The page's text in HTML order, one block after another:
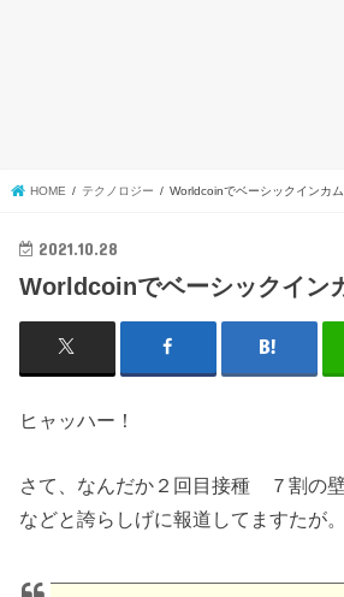
HOME テクノロジー Worldcoinでベーシックインカム
2021.10.28
Worldcoinでベーシックイン
ヒャッハー！
さて、なんだか２回目接種 ７割の壁
などと誇らしげに報道してますたが。